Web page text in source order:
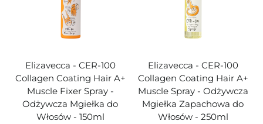
Elizavecca - CER-100
Collagen Coating Hair A+
Muscle Fixer Spray -
Odżywcza Mgiełka do
Włosów - 150ml
Elizavecca - CER-100
Collagen Coating Hair A+
Muscle Spray - Odżywcza
Mgiełka Zapachowa do
Włosów - 250ml